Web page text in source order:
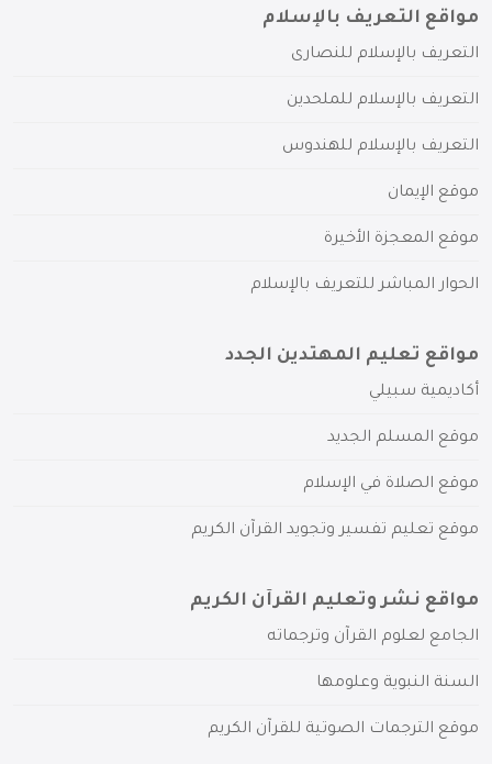
مواقع التعريف بالإسلام
التعريف بالإسلام للنصارى
التعريف بالإسلام للملحدين
التعريف بالإسلام للهندوس
موقع الإيمان
موقع المعجزة الأخيرة
الحوار المباشر للتعريف بالإسلام
مواقع تعليم المهتدين الجدد
أكاديمية سبيلي
موقع المسلم الجديد
موقع الصلاة في الإسلام
موقع تعليم تفسير وتجويد القرآن الكريم
مواقع نشر وتعليم القرآن الكريم
الجامع لعلوم القرآن وترجماته
السنة النبوية وعلومها
موقع الترجمات الصوتية للقرآن الكريم